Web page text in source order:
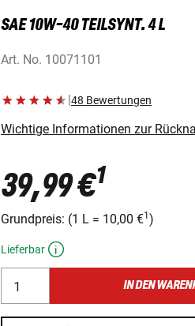
SAE 10W-40 TEILSYNT. 4 L
Art. No. 10071101
|48 Bewertungen
Wichtige Informationen zur
39,99 €1
Grundpreis: (1 L = 10,00 €1)
Lieferbar
IN DEN